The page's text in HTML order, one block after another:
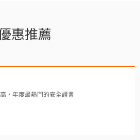
惠推薦
，年度最熱門的安全證書